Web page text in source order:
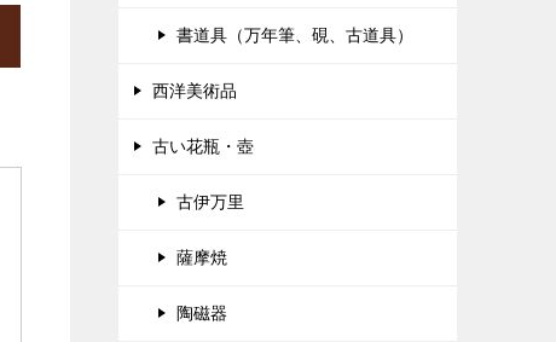
書道具（万年筆、硯、古道具）
西洋美術品
古い花瓶・壺
古伊万里
薩摩焼
陶磁器